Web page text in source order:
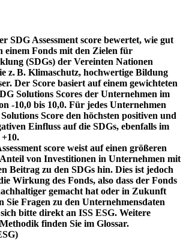
SDG Assessment score bewertet, wie gut
einem Fonds mit den Zielen für
(SDGs) der Vereinten Nationen
z. B. Klimaschutz, hochwertige Bildung
Der Score basiert auf einem gewichteten
Solutions Scores der Unternehmen im
-10,0 bis 10,0. Für jedes Unternehmen
Score den höchsten positiven und
Einfluss auf die SDGs, ebenfalls im
score weist auf einen größeren
von Investitionen in Unternehmen mit
Beitrag zu den SDGs hin. Dies ist jedoch
Wirkung des Fonds, also dass der Fonds
gemacht hat oder in Zukunft
Sie Fragen zu den Unternehmensdaten
bitte direkt an ISS ESG. Weitere
finden Sie im Glossar.